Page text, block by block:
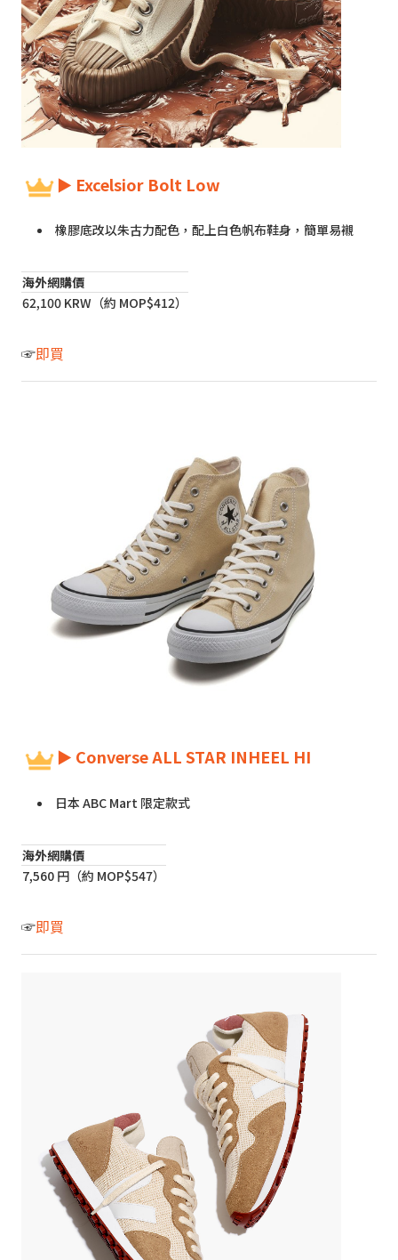
► Excelsior Bolt Low
橡膠底改以朱古力配色，配上白色帆布鞋身，簡單易襯
海外網購價
62,100 KRW（約 MOP$412）
☞即買
► Converse ALL STAR INHEEL HI
日本 ABC Mart 限定款式
海外網購價
7,560 円（約 MOP$547）
☞即買